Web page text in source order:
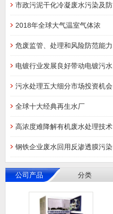
市政污泥干化冷凝废水污染及防
2018年全球大气温室气体浓
危废监管、处理和风险防范能力
电镀行业发展良好带动电镀污水
污水处理五大细分市场投资机会
全球十大经典再生水厂
高浓度难降解有机废水处理技术
钢铁企业废水回用反渗透膜污染
公司产品 分类